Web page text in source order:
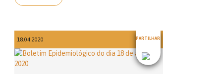
18.04.2020 PARTILHAR